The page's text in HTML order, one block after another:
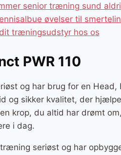
senior træning sund
øvelser til
træningsudstyr hos os
PWR 110
og har brug for en
og sikker kvalitet, der
krop, du altid har drømt
i dag.
seriøst og har